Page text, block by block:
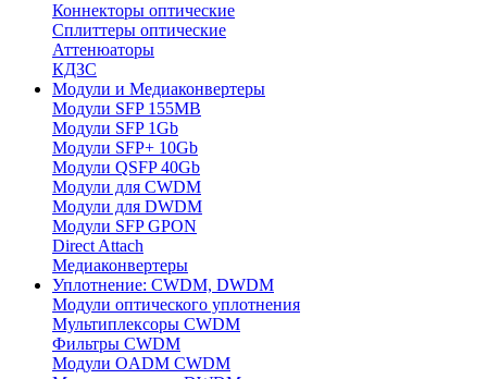
Коннекторы оптические
Сплиттеры оптические
Аттенюаторы
КДЗС
Модули и Медиаконвертеры
Модули SFP 155MB
Модули SFP 1Gb
Модули SFP+ 10Gb
Модули QSFP 40Gb
Модули для CWDM
Модули для DWDM
Модули SFP GPON
Direct Attach
Медиаконвертеры
Уплотнение: CWDM, DWDM
Модули оптического уплотнения
Мультиплексоры CWDM
Фильтры CWDM
Модули OADM CWDM